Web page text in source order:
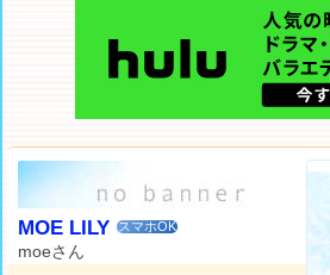
MOE LILY スマホOK
moeさん